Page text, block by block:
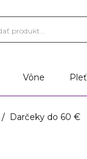
Vône Pleť
Darčeky do 60 €